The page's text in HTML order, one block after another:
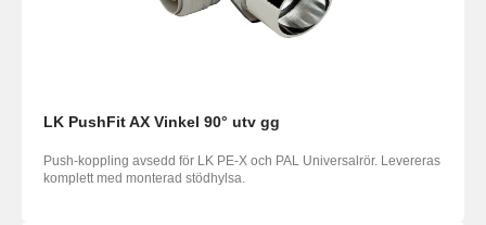
LK PushFit AX Vinkel 90° utv gg
Push-koppling avsedd för LK PE-X och PAL Universalrör. Levereras
komplett med monterad stödhylsa.